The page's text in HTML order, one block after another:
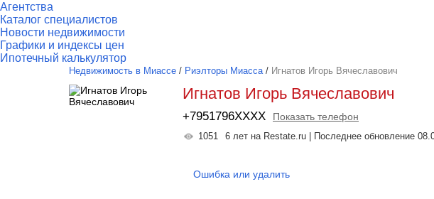
Агентства
Каталог специалистов
Новости недвижимости
Графики и индексы цен
Ипотечный калькулятор
Недвижимость в Миассе / Риэлторы Миасса / Игнатов Игорь Вячеславович
Игнатов Игорь Вячеславович
+7951796XXXX Показать телефон
1051 6 лет на Restate.ru | Последнее обновление
Ошибка или удалить